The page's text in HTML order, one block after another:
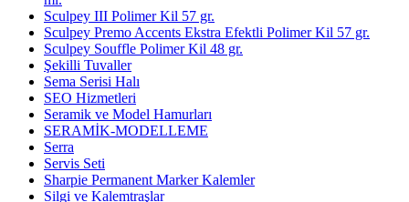
Sculpey III Polimer Kil 57 gr.
Sculpey Premo Accents Ekstra Efektli Polimer Kil 57 gr.
Sculpey Souffle Polimer Kil 48 gr.
Şekilli Tuvaller
Sema Serisi Halı
SEO Hizmetleri
Seramik ve Model Hamurları
SERAMİK-MODELLEME
Serra
Servis Seti
Sharpie Permanent Marker Kalemler
Silgi ve Kalemtraşlar